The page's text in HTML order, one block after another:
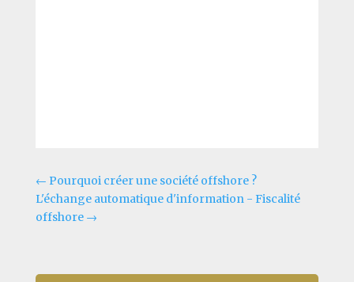
← Pourquoi créer une société offshore ?
L'échange automatique d'information - Fiscalité
offshore→